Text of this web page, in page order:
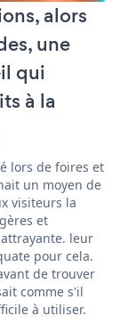
alors
une
qui
à la
lors de foires et
un moyen de
visiteurs la
et
leur
pour cela.
de trouver
comme s'il
à utiliser.